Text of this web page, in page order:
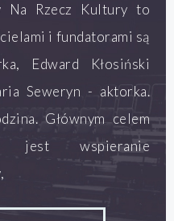
Na Rzecz Kultury to
i fundatorami są
Edward Kłosiński
Seweryn - aktorka.
Głównym celem
jest wspieranie